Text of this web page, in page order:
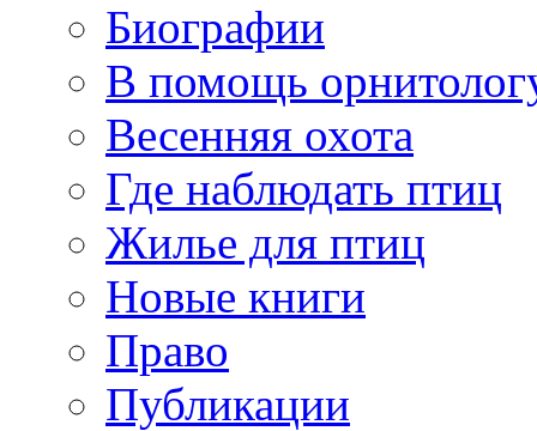
Биографии
В помощь
Весенняя охота
Где наблюдать птиц
Жилье для птиц
Новые книги
Право
Публикации